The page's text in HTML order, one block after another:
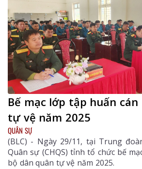
Bế mạc lớp tập huấn
tự vệ năm 2025
QUÂN SỰ
(BLC) - Ngày 29/11, tại Trung
Quân sự (CHQS) tỉnh tổ chức bế
bộ dân quân tự vệ năm 2025.